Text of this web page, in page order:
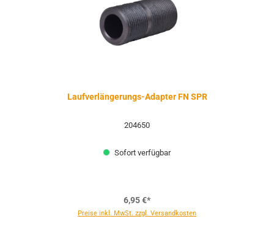
Laufverlängerungs-Adapter FN SPR
204650
Sofort verfügbar
6,95 €*
Preise inkl. MwSt. zzgl. Versandkosten